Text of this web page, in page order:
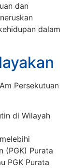
dan
dalam
Persekutuan
di Wilayah
(PGK) Purata
PGK Purata